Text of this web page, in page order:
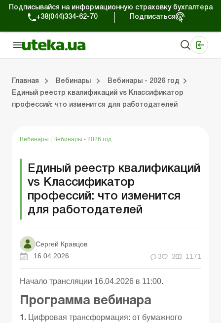
Подписывайся на информационную страховку бухгалтера
+38(044)334-62-70
Подписаться
Главная Вебинары
Вебинары - 2026 год
Единый реестр квалификаций vs Классификатор
профессий: что изменится для работодателей
Вебинары Вебинары - 2026 год
Единый реестр квалификаций
vs Классификатор
профессий: что изменится
для работодателей
Сергей Кравцов
16.04.2026
3 3 1171
Начало трансляции 16.04.2026 в 11:00.
Программа вебинара
1. Цифровая трансформация: от бумажного